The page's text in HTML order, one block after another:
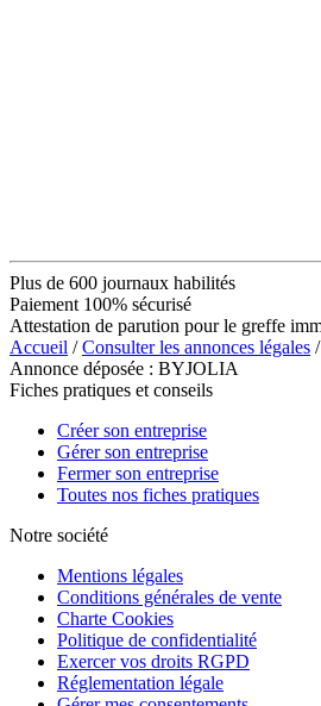
Plus de 600 journaux habilités
Paiement 100% sécurisé
Attestation de parution pour le greffe
Accueil /Consulter les annonces légales /
Annonce déposée : BYJOLIA
Fiches pratiques et conseils
Créer son entreprise
Gérer son entreprise
Fermer son entreprise
Toutes nos fiches pratiques
Notre société
Mentions légales
Conditions générales de vente
Charte Cookies
Politique de confidentialité
Exercer vos droits RGPD
Réglementation légale